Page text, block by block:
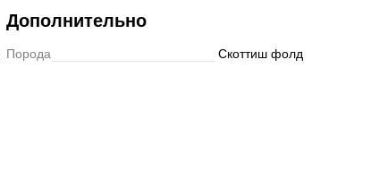
Дополнительно
Порода Скоттиш фолд